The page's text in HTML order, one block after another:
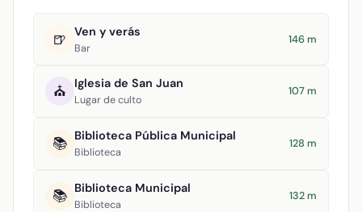
🍺 Ven y verás
Bar
146 m
⛪ Iglesia de San Juan
Lugar de culto
107 m
📚 Biblioteca Pública Municipal
Biblioteca
128 m
📚 Biblioteca Municipal
Biblioteca
132 m